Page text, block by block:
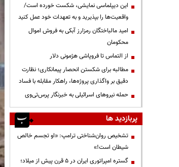
این دیپلماسی نمایشی، شکست خورده است/
واقعیت‌ها را بپذیرید و به تعهدات خود عمل کنید
امید مالباختگان رمزارز آبکی به فروش اموال
محکومان
از التماس تا فروپاشی هژمونی دلار
مطالبه برای شکستن انحصار پیمانکاری؛ نظارت
دقیق بر واگذاری پروژه‌ها، راهکار مقابله با فساد
حمله نیروهای اسرائیلی به خبرنگار پرس‌تی‌وی
پربازدید ها
تشخیص روان‌شناختی ترامپ: «او تجسم خالص
شیطان است!»
گستره امپراتوری ایران در ۵ قرن پیش از میلاد؛